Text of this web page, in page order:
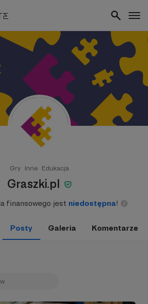
Gry Inne Edukacja
Graszki.pl
finansowego jest niedostępna!
Posty Galeria Komentarze